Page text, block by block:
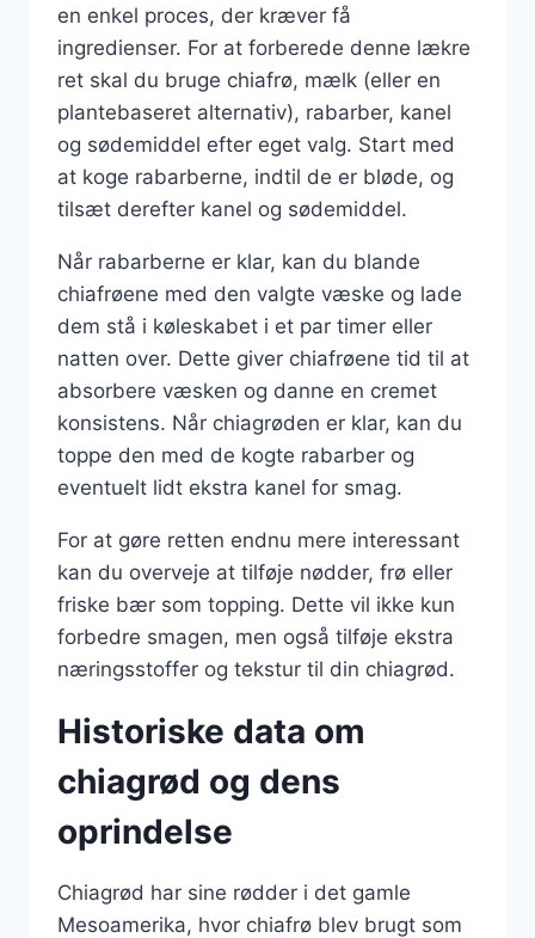
en enkel proces, der kræver få
ingredienser. For at forberede denne lækre
ret skal du bruge chiafrø, mælk (eller en
plantebaseret alternativ), rabarber, kanel
og sødemiddel efter eget valg. Start med
at koge rabarberne, indtil de er bløde, og
tilsæt derefter kanel og sødemiddel.
Når rabarberne er klar, kan du blande
chiafrøene med den valgte væske og lade
dem stå i køleskabet i et par timer eller
natten over. Dette giver chiafrøene tid til at
absorbere væsken og danne en cremet
konsistens. Når chiagrøden er klar, kan du
toppe den med de kogte rabarber og
eventuelt lidt ekstra kanel for smag.
For at gøre retten endnu mere interessant
kan du overveje at tilføje nødder, frø eller
friske bær som topping. Dette vil ikke kun
forbedre smagen, men også tilføje ekstra
næringsstoffer og tekstur til din chiagrød.
Historiske data om
chiagrød og dens
oprindelse
Chiagrød har sine rødder i det gamle
Mesoamerika, hvor chiafrø blev brugt som